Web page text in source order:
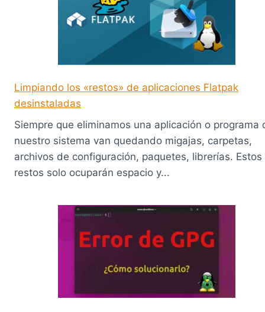
Limpiando los «restos» de aplicaciones Flatpak
desinstaladas
Siempre que eliminamos una aplicación o programa
nuestro sistema van quedando migajas, carpetas,
archivos de configuración, paquetes, librerías. Estos
restos solo ocuparán espacio y...